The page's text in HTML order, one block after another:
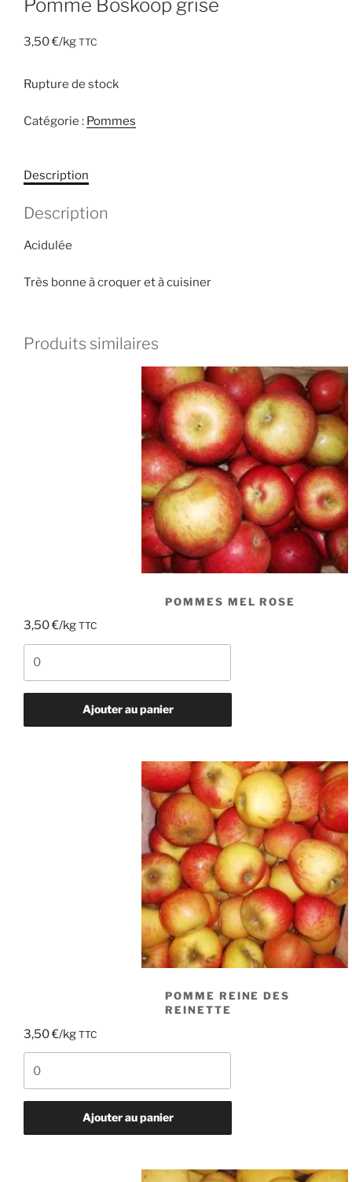
Pomme Boskoop grise
3,50€/kg TTC
Rupture de stock
Catégorie : Pommes
Description
Description
Acidulée
Très bonne à croquer et à cuisiner
Produits similaires
POMMES MEL ROSE
3,50€/kg TTC
Pommes
rose
Ajouter au panier
POMME REINE DES
REINETTE
3,50€/kg TTC
de
pomme
des
Ajouter au panier